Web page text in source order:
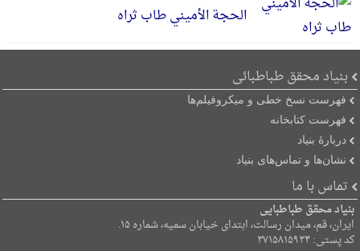
الحجة الأمیني طاب ثراه
بنیاد محقق طباطبائی
فهرست نسخ خطی و میکروفیلم‌ها
فهرست کتابخانه
دربارۀ بنیاد
نشان‌ها و تماس‌های بنیاد
تماس با ما
بنیاد محقق طباطبایی
ایران، قم، میدان رسالت، ابتدای خیابان سمیه، شماره ۱۵.
کد پستی: ۳۷۱۵۸۱۵۹۳۴